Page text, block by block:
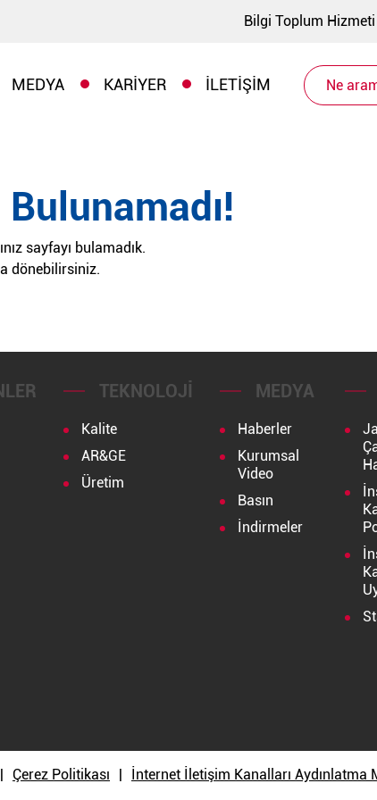
Bilgi Toplum Hizmeti
MEDYA KARIYER İLETIŞIM
sayfayı bulamadık.
dönebilirsiniz.
TEKNOLOJI
Kalite
AR&GE
Üretim
MEDYA
Haberler
Kurumsal
Video
Basın
İndirmeler
Çerez Politikası
İnternet İletişim Kanalları Aydınlatma